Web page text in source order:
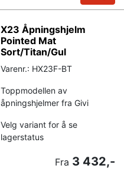
X23 Åpningshjelm
Pointed Mat
Sort/Titan/Gul
Varenr.: HX23F-BT
Toppmodellen av
åpningshjelmer fra Givi
Velg variant for å se
lagerstatus
Fra 3 432,-